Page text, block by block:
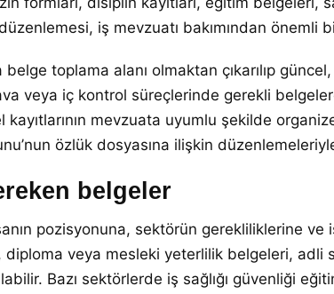
iş mevzuatı bakımından önemli
belge toplama alanı olmaktan çıkarılıp
veya iç kontrol süreçlerinde gerekli
kayıtlarının mevzuata uyumlu şekilde
özlük dosyasına ilişkin
belgeler
pozisyonuna, sektörün gerekliliklerine
veya mesleki yeterlilik belgeleri, adli
Bazı sektörlerde iş sağlığı güvenliği